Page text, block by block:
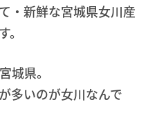
・新鮮な宮城県女川産
城県。
多いのが女川なんで